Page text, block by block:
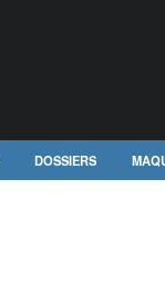
DOSSIERS